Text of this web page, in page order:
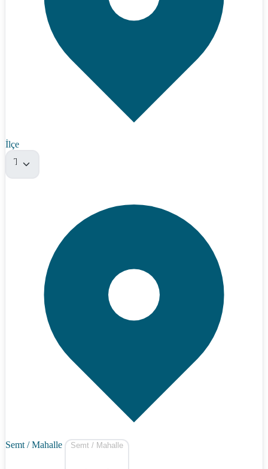
İlçe
Tümü
Semt / Mahalle Semt / Mahalle